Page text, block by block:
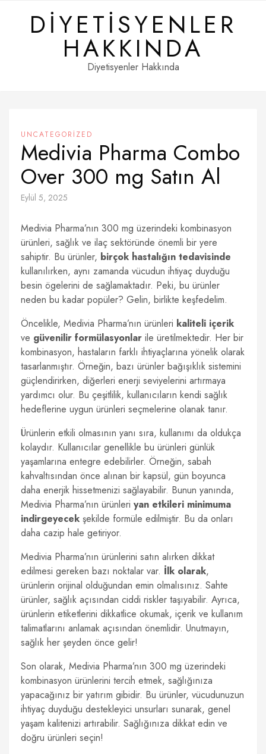
DIYETISYENLER
HAKKINDA
Diyetisyenler Hakkında
UNCATEGORIZED
Medivia Pharma Combo
Over 300 mg Satın Al
Eylül 5, 2025
Medivia Pharma’nın 300 mg üzerindeki kombinasyon
ürünleri, sağlık ve ilaç sektöründe önemli bir yere
sahiptir. Bu ürünler, birçok hastalığın tedavisinde
kullanılırken, aynı zamanda vücudun ihtiyaç duyduğu
besin ögelerini de sağlamaktadır. Peki, bu ürünler
neden bu kadar popüler? Gelin, birlikte keşfedelim.
Öncelikle, Medivia Pharma’nın ürünleri kaliteli içerik
ve güvenilir formülasyonlar ile üretilmektedir. Her bir
kombinasyon, hastaların farklı ihtiyaçlarına yönelik olarak
tasarlanmıştır. Örneğin, bazı ürünler bağışıklık sistemini
güçlendirirken, diğerleri enerji seviyelerini artırmaya
yardımcı olur. Bu çeşitlilik, kullanıcıların kendi sağlık
hedeflerine uygun ürünleri seçmelerine olanak tanır.
Ürünlerin etkili olmasının yanı sıra, kullanımı da oldukça
kolaydır. Kullanıcılar genellikle bu ürünleri günlük
yaşamlarına entegre edebilirler. Örneğin, sabah
kahvaltısından önce alınan bir kapsül, gün boyunca
daha enerjik hissetmenizi sağlayabilir. Bunun yanında,
Medivia Pharma’nın ürünleri yan etkileri minimuma
indirgeyecek şekilde formüle edilmiştir. Bu da onları
daha cazip hale getiriyor.
Medivia Pharma’nın ürünlerini satın alırken dikkat
edilmesi gereken bazı noktalar var. İlk olarak,
ürünlerin orijinal olduğundan emin olmalısınız. Sahte
ürünler, sağlık açısından ciddi riskler taşıyabilir. Ayrıca,
ürünlerin etiketlerini dikkatlice okumak, içerik ve kullanım
talimatlarını anlamak açısından önemlidir. Unutmayın,
sağlık her şeyden önce gelir!
Son olarak, Medivia Pharma’nın 300 mg üzerindeki
kombinasyon ürünlerini tercih etmek, sağlığınıza
yapacağınız bir yatırım gibidir. Bu ürünler, vücudunuzun
ihtiyaç duyduğu destekleyici unsurları sunarak, genel
yaşam kalitenizi artırabilir. Sağlığınıza dikkat edin ve
doğru ürünleri seçin!